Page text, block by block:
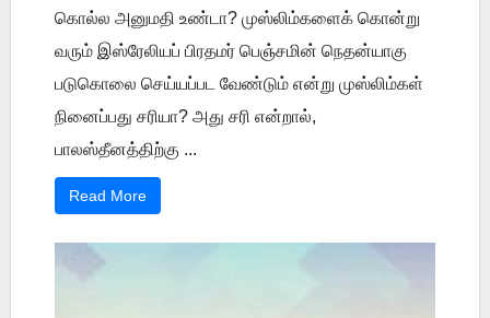
கொல்ல அனுமதி உண்டா? முஸ்லிம்களைக் கொன்று
வரும் இஸ்ரேலியப் பிரதமர் பெஞ்சமின் நெதன்யாகு
படுகொலை செய்யப்பட வேண்டும் என்று முஸ்லிம்கள்
நினைப்பது சரியா? அது சரி என்றால்,
பாலஸ்தீனத்திற்கு ...
Read More